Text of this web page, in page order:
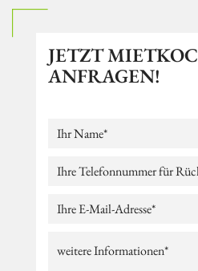
JETZT
ANFRAGEN!